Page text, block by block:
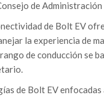
de
de Bolt EV
la experiencia de
de conducción se
de Bolt EV